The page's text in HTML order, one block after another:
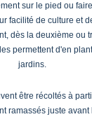
sur le pied ou
facilité de culture et
dès la deuxième ou
permettent d'en
jardins.
être récoltés à
ramassés juste